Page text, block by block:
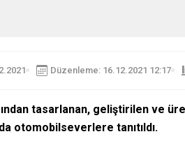
Düzenleme: 16.12.2021 12:17
tasarlanan, geliştirilen ve
otomobilseverlere tanıtıldı.